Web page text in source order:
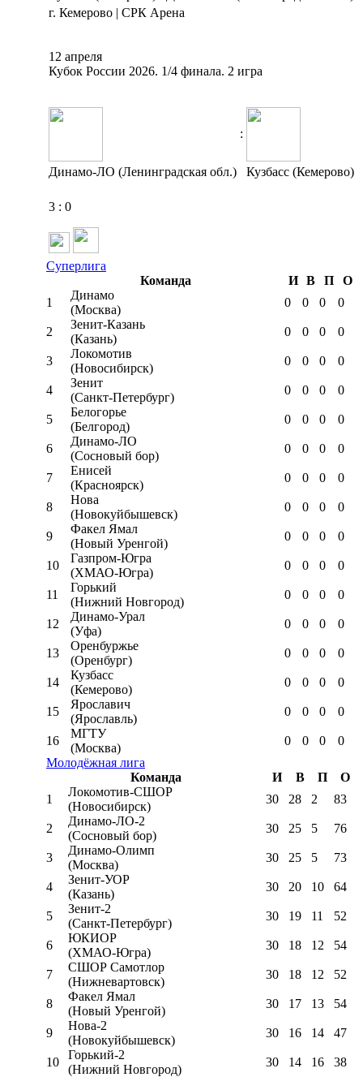
г. Кемерово | СРК Арена
12 апреля
Кубок России 2026. 1/4 финала. 2 игра
:
Динамо-ЛО (Ленинградская обл.) Кузбасс (Кемерово)
3 : 0
Суперлига
Команда
И В П
О
1
Динамо
(Москва)
0 0 0 0
2
Зенит-Казань
(Казань)
0 0 0 0
3
Локомотив
(Новосибирск)
0 0 0 0
4
Зенит
(Санкт-Петербург)
0 0 0 0
5
Белогорье
(Белгород)
0 0 0 0
6
Динамо-ЛО
(Сосновый бор)
0 0 0 0
7
Енисей
(Красноярск)
0 0 0 0
8
Нова
(Новокуйбышевск)
0 0 0 0
9
Факел Ямал
(Новый Уренгой)
0 0 0 0
10
Газпром-Югра
(ХМАО-Югра)
0 0 0 0
11
Горький
(Нижний Новгород)
0 0 0 0
12
Динамо-Урал
(Уфа)
0 0 0 0
13
Оренбуржье
(Оренбург)
0 0 0 0
14
Кузбасс
(Кемерово)
0 0 0 0
15
Ярославич
(Ярославль)
0 0 0 0
16
МГТУ
(Москва)
0 0 0
0
Молодёжная лига
Команда
И В П
О
1
Локомотив-CШОР
(Новосибирск)
30 28 2 83
2
Динамо-ЛО-2
(Сосновый бор)
30 25 5 76
3
Динамо-Олимп
(Москва)
30 25 5 73
4
Зенит-УОР
(Казань)
30 20 10 64
5
Зенит-2
(Санкт-Петербург)
30 19 11 52
6
ЮКИОР
(ХМАО-Югра)
30 18 12 54
7
СШОР Самотлор
(Нижневартовск)
30 18 12 52
8
Факел Ямал
(Новый Уренгой)
30 17 13 54
9
Нова-2
(Новокуйбышевск)
30 16 14 47
10
Горький-2
(Нижний Новгород)
30 14 16 38